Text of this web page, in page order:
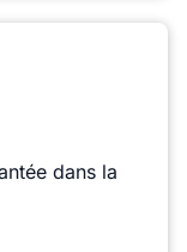
dans la